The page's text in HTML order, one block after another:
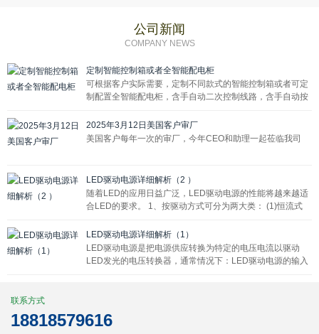
公司新闻
COMPANY NEWS
定制智能控制箱或者全智能配电柜
可根据客户实际需要，定制不同款式的智能控制箱或者可定
制配置全智能配电柜，含手自动二次控制线路，含手自动按
显示屏外露方便操作。
2025年3月12日美国客户审厂
美国客户每年一次的审厂，今年CEO和助理一起莅临我司
LED驱动电源详细解析（2 ）
随着LED的应用日益广泛，LED驱动电源的性能将越来越适
合LED的要求。 1、按驱动方式可分为两大类： (1)恒流式
LED驱动电源详细解析（1）
LED驱动电源是把电源供应转换为特定的电压电流以驱动
LED发光的电压转换器，通常情况下：LED驱动电源的输入
联系方式
18818579616